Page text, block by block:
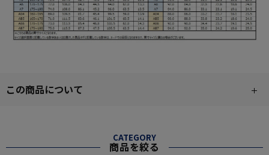
この商品について
CATEGORY
商品を絞る